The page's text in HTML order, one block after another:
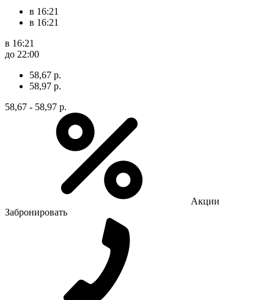
в 16:21
в 16:21
в 16:21
до 22:00
58,67 р.
58,97 р.
58,67 - 58,97 р.
Акции
Забронировать